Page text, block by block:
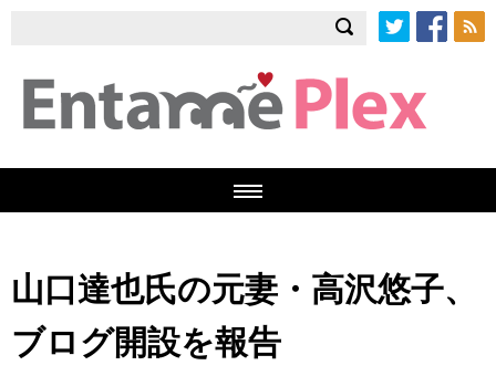
山口達也氏の元妻・高沢悠子、
ブログ開設を報告